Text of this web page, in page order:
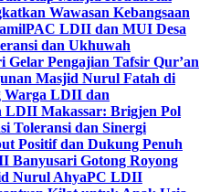
Wawasan Kebangsaan
PAC LDII dan MUI Desa
dan Ukhuwah
Pengajian Tafsir Qur’an
Masjid Nurul Fatah di
Warga LDII dan
LDII Makassar: Brigjen Pol
Toleransi dan Sinergi
Positif dan Dukung Penuh
Banyusari Gotong Royong
Nurul AhyaPC LDII